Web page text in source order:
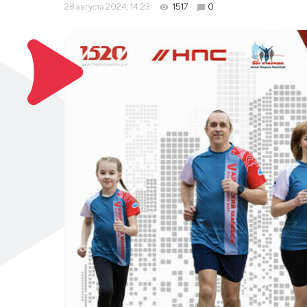
28 августа 2024, 14:23 1517 0